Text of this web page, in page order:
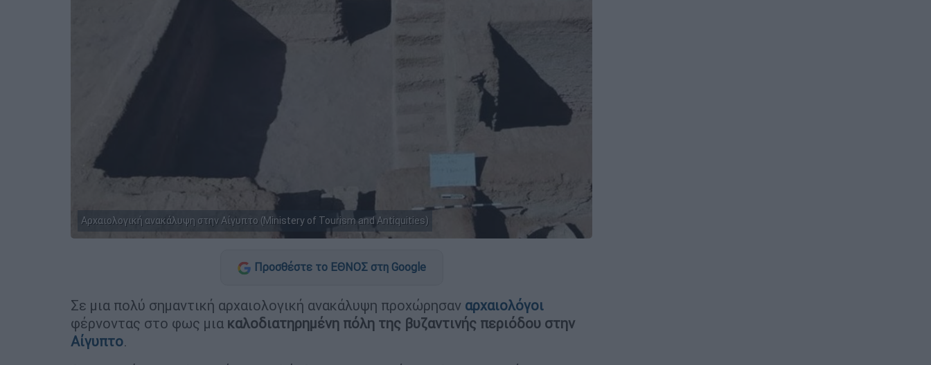
Αρχαιολογική ανακάλυψη στην Αίγυπτο (Ministery of Tourism and Antiquities)
Προσθέστε το ΕΘΝΟΣ στη Google
Σε μια πολύ σημαντική αρχαιολογική ανακάλυψη προχώρησαν αρχαιολόγοι
φέρνοντας στο φως μια καλοδιατηρημένη πόλη της βυζαντινής περιόδου στην
Αίγυπτο.